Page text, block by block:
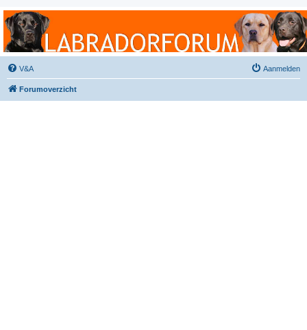
Labradorforum
Het gezelligste Labradorforum van Nederland en België!
V&A Aanmelden
Forumoverzicht